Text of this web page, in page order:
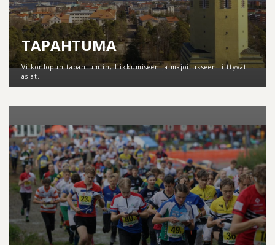
TAPAHTUMA
Viikonlopun tapahtumiin, liikkumiseen ja majoitukseen liittyvät
asiat.